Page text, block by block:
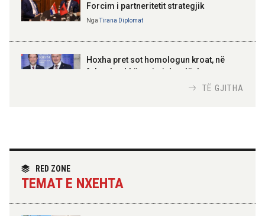
100-vjetori i themelimit të
Urdhrit të Skënderbeut
Forcim i partneritetit strategjik
NgaTirana Diplomat
Hoxha pret sot homologun kroat, në
fokus bashkëpunimi dypalësh
partneritetit strategjik
TË GJITHA
RED ZONE
TEMAT E NXEHTA